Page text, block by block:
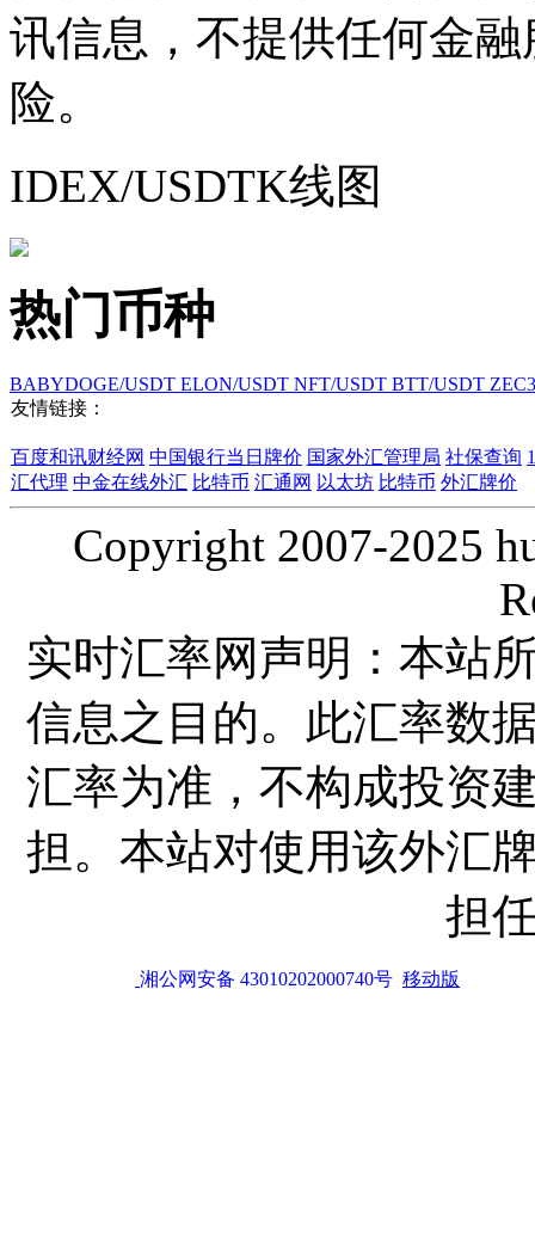
讯信息，不提供任何金
险。
IDEX/USDTK线图
热门币种
BABYDOGE/USDT ELON/USDT NFT/USDT BTT/USDT
友情链接：
百度和讯财经网 中国银行当日牌价 国家外汇管理局 社保查询
汇代理 中金在线外汇 比特币 汇通网 以太坊 比特币 外汇牌价
Copyright 2007-2025
实时汇率网声明：本站
信息之目的。此汇率数
汇率为准，不构成投资
担。本站对使用该外汇
担
湘公网安备 43010202000740号 移动版